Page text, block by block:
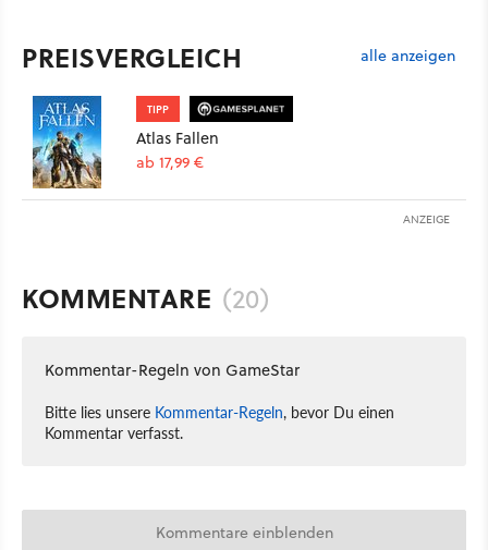
PREISVERGLEICH alle anzeigen
TIPP
Atlas Fallen
ab 17,99 €
ANZEIGE
KOMMENTARE (20)
Kommentar-Regeln von GameStar
Bitte lies unsere Kommentar-Regeln, bevor Du einen
Kommentar verfasst.
Kommentare einblenden